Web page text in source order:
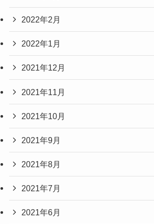
2022年2月
2022年1月
2021年12月
2021年11月
2021年10月
2021年9月
2021年8月
2021年7月
2021年6月